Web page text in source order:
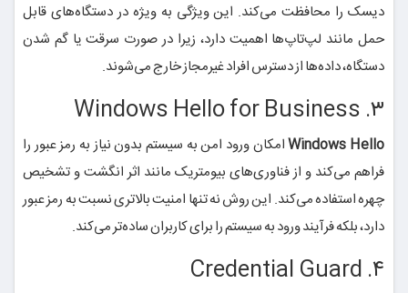
دیسک را محافظت می‌کند. این ویژگی به ویژه در دستگاه‌های قابل
حمل مانند لپ‌تاپ‌ها اهمیت دارد، زیرا در صورت سرقت یا گم شدن
دستگاه، داده‌ها از دسترس افراد غیرمجاز خارج می‌شوند.
۳. Windows Hello for Business
Windows Helloامکان ورود امن به سیستم بدون نیاز به رمز عبور را
فراهم می‌کند و از فناوری‌های بیومتریک مانند اثر انگشت و تشخیص
چهره استفاده می‌کند. این روش نه تنها امنیت بالاتری نسبت به رمز عبور
دارد، بلکه فرآیند ورود به سیستم را برای کاربران ساده‌تر می‌کند.
۴. Credential Guard